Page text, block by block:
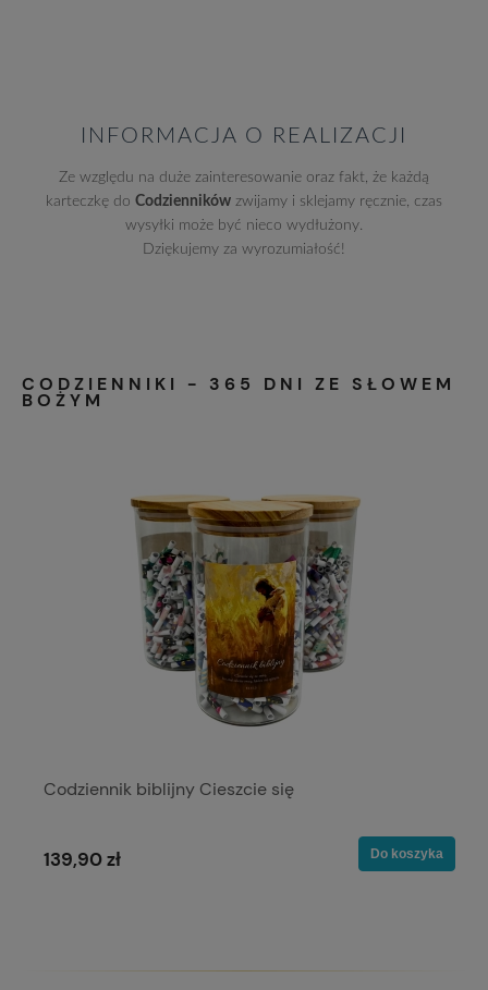
INFORMACJA O REALIZACJI
Ze względu na duże zainteresowanie oraz fakt, że każdą
karteczkę do Codzienników zwijamy i sklejamy ręcznie, czas
wysyłki może być nieco wydłużony.
Dziękujemy za wyrozumiałość!
CODZIENNIKI - 365 DNI ZE SŁOWEM
BOŻYM
Codziennik biblijny Cieszcie się
139,90 zł Do koszyka